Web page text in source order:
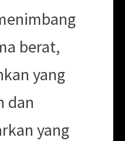
berat,
yang
dan
yang